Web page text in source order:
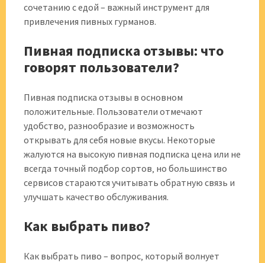
сочетанию с едой – важный инструмент для
привлечения пивных гурманов.
Пивная подписка отзывы: что
говорят пользователи?
Пивная подписка отзывы в основном
положительные. Пользователи отмечают
удобство‚ разнообразие и возможность
открывать для себя новые вкусы. Некоторые
жалуются на высокую пивная подписка цена или не
всегда точный подбор сортов‚ но большинство
сервисов стараются учитывать обратную связь и
улучшать качество обслуживания.
Как выбрать пиво?
Как выбрать пиво – вопрос‚ который волнует